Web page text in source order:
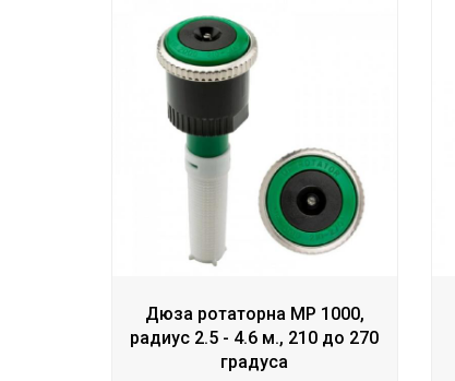
Дюза ротаторна МР 1000,
радиус 2.5 - 4.6 м., 210 до 270
градуса